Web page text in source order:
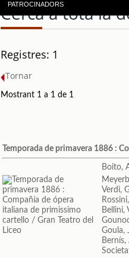
PATROCINADORS
Cerca a tota la
Registres: 1
Tornar
Mostrant 1 a 1 de 1
Temporada de primavera 1886 :
Boito,
Verdi,
Bellini,
Goula,